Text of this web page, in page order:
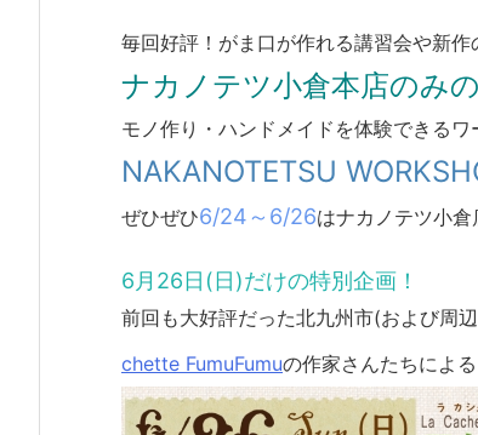
毎回好評！がま口が作れる講習会や新
ナカノテツ小倉本店のみ
モノ作り・ハンドメイドを体験できる
NAKANOTETSU
ぜひぜひ6/24～6/26はナカノテツ小倉
6月26日(日)だけの特別企画！
前回も大好評だった北九州市(および周
chette FumuFumuの作家さんたちによる